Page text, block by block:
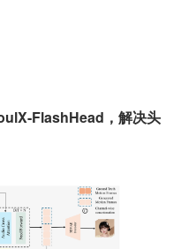
FlashHead，解决头